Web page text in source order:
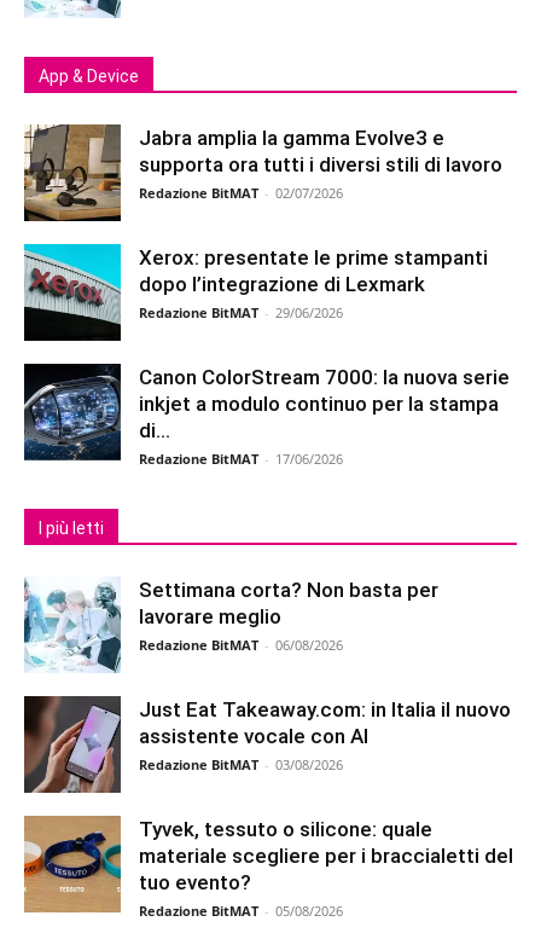
App & Device
Jabra amplia la gamma Evolve3 e
supporta ora tutti i diversi stili di lavoro
Redazione BitMAT - 02/07/2026
Xerox: presentate le prime stampanti
dopo l’integrazione di Lexmark
Redazione BitMAT - 29/06/2026
Canon ColorStream 7000: la nuova serie
inkjet a modulo continuo per la stampa
di...
Redazione BitMAT - 17/06/2026
I più letti
Settimana corta? Non basta per
lavorare meglio
Redazione BitMAT - 06/08/2026
Just Eat Takeaway.com: in Italia il nuovo
assistente vocale con AI
Redazione BitMAT - 03/08/2026
Tyvek, tessuto o silicone: quale
materiale scegliere per i braccialetti del
tuo evento?
Redazione BitMAT - 05/08/2026